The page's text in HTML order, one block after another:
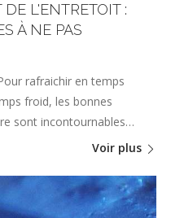
L'ENTRETOIT :
À NE PAS
rafraichir en temps
froid, les bonnes
sont incontournables…
Voir plus